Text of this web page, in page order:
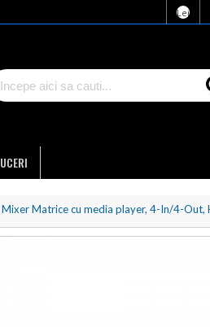
Lei
Mixer Matrice cu media player, 4-In/4-Out,